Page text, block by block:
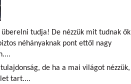
tudja! De nézzük mit tudnak ők
néhányaknak pont ettől nagy
de ha a mai világot nézzük,
tart....